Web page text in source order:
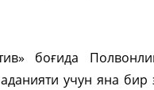
боғида
учун яна бир